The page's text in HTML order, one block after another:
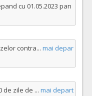
cu 01.05.2023 pan
contra... mai depar
de zile de ... mai depart